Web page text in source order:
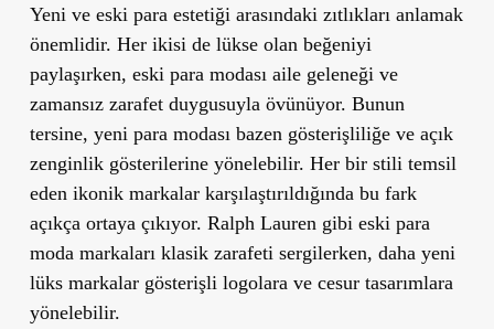
Yeni ve eski para estetiği arasındaki zıtlıkları anlamak
önemlidir. Her ikisi de lükse olan beğeniyi
paylaşırken, eski para modası aile geleneği ve
zamansız zarafet duygusuyla övünüyor. Bunun
tersine, yeni para modası bazen gösterişliliğe ve açık
zenginlik gösterilerine yönelebilir. Her bir stili temsil
eden ikonik markalar karşılaştırıldığında bu fark
açıkça ortaya çıkıyor. Ralph Lauren gibi eski para
moda markaları klasik zarafeti sergilerken, daha yeni
lüks markalar gösterişli logolara ve cesur tasarımlara
yönelebilir.